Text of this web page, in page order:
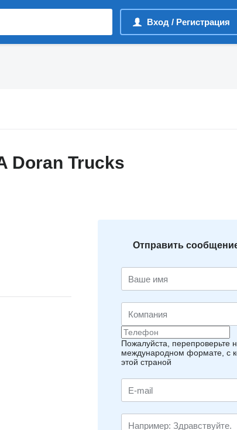
Вход / Регистрация
Doran Trucks
Отправить
Пожалуйста, перепроверьте
международном формате, с
этой страной